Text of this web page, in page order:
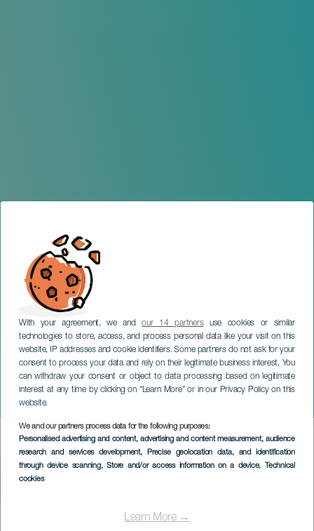
With your agreement, we andour 14 partnersuse cookies or similar
technologies to store, access, and process personal data like your visit on this
website, IP addresses and cookie identifiers. Some partners do not ask for your
consent to process your data and rely on their legitimate business interest. You
can withdraw your consent or object to data processing based on legitimate
interest at any time by clicking on “Learn More” or in our Privacy Policy on this
website.
We and our partners process data for the following purposes:
Personalised advertising and content, advertising and content measurement, audience
research and services development, Precise geolocation data, and identification
through device scanning, Store and/or access information on a device, Technical
cookies
Learn More →
La leyenda del beso -
Festival de música
española y zarzuela
GRAN CANARIA
Imagen
Listado